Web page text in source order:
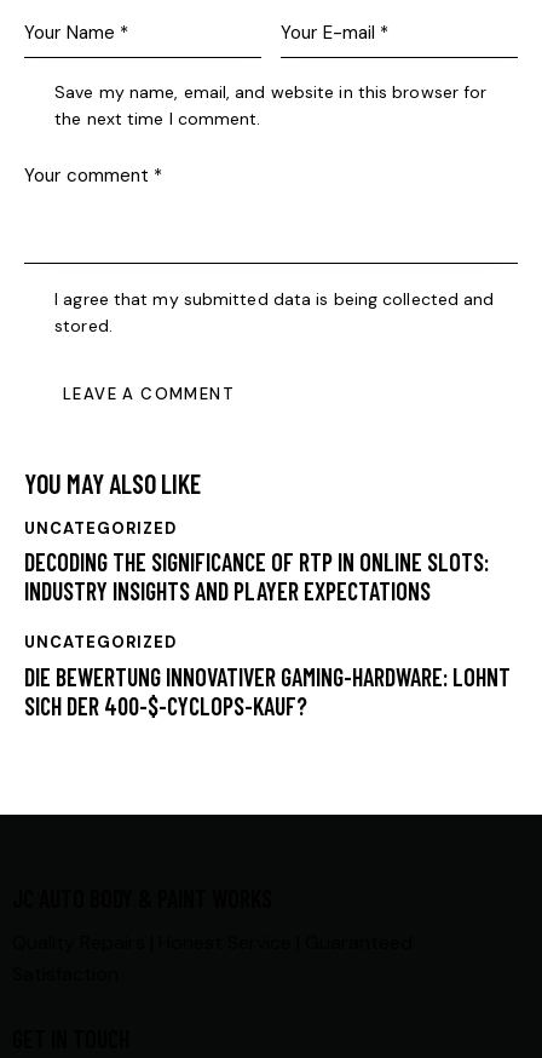
Save my name, email, and website in this browser for
the next time I comment.
I agree that my submitted data is being collected and
stored.
YOU MAY ALSO LIKE
UNCATEGORIZED
DECODING THE SIGNIFICANCE OF RTP IN ONLINE SLOTS:
INDUSTRY INSIGHTS AND PLAYER EXPECTATIONS
UNCATEGORIZED
DIE BEWERTUNG INNOVATIVER GAMING-HARDWARE: LOHNT
SICH DER 400-$-CYCLOPS-KAUF?